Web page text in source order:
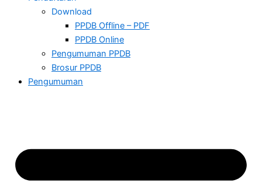
Download
PPDB Offline – PDF
PPDB Online
Pengumuman PPDB
Brosur PPDB
Pengumuman